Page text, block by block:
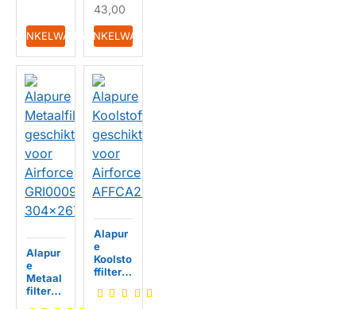
IN WINKELWAGEN
43,00
IN WINKELWAGEN
Alapur
e
Metaal
filter
Alapur
e
Koolsto
ffilter
kt voor